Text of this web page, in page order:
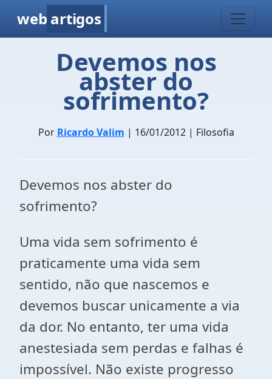
web artigos
Devemos nos
abster do
sofrimento?
Por Ricardo Valim | 16/01/2012 | Filosofia
Devemos nos abster do
sofrimento?
Uma vida sem sofrimento é
praticamente uma vida sem
sentido, não que nascemos e
devemos buscar unicamente a via
da dor. No entanto, ter uma vida
anestesiada sem perdas e falhas é
impossível. Não existe progresso